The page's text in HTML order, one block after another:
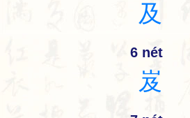
及
6 nét
岌